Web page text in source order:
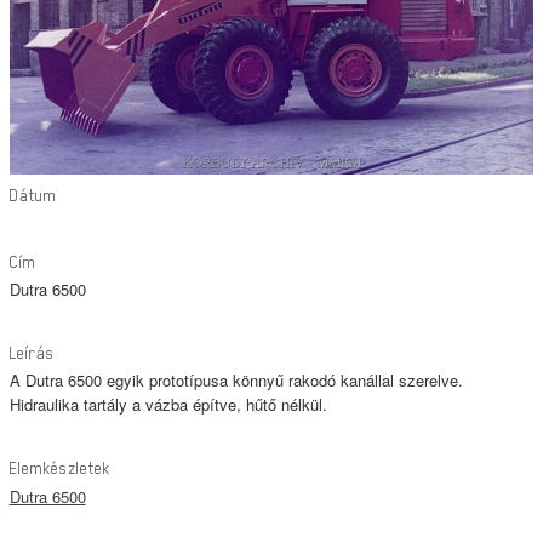
Dátum
Cím
Dutra 6500
Leírás
A Dutra 6500 egyik prototípusa könnyű rakodó kanállal szerelve.
Hidraulika tartály a vázba építve, hűtő nélkül.
Elemkészletek
Dutra 6500